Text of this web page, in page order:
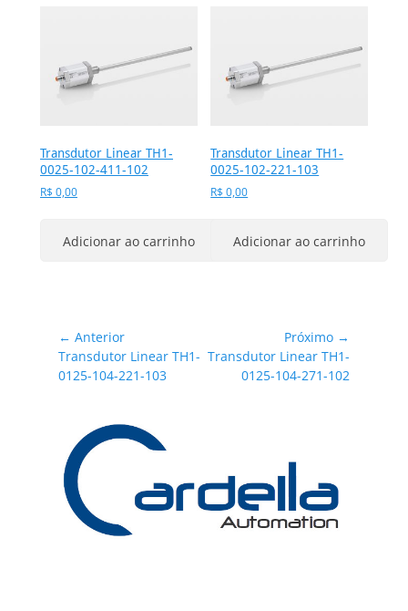
Transdutor Linear TH1-
0025-102-411-102
R$ 0,00
Adicionar ao carrinho
Transdutor Linear TH1-
0025-102-221-103
R$ 0,00
Adicionar ao carrinho
Navegação
de
Post
← Anterior
Post
anterior:
Transdutor Linear TH1-
0125-104-221-103
Próximo →
Próximo
Transdutor Linear TH1-
0125-104-271-102